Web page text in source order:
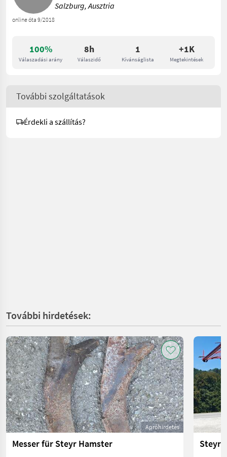
100%
Válaszadási arány
8h
Válaszidő
1
Kívánságlista
+1K
Megtekintések
online óta 9/2018
Salzburg, Ausztria
További szolgáltatások
Érdekli a szállítás?
További hirdetések:
Apróhirdetés
Messer für Steyr Hamster
Steyr